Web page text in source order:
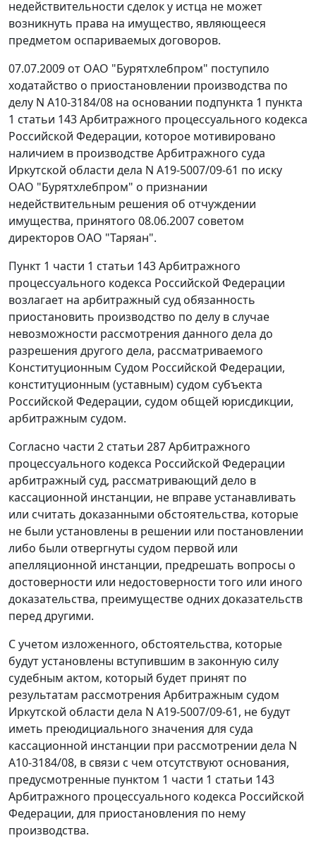
недействительности сделок у истца не может
возникнуть права на имущество, являющееся
предметом оспариваемых договоров.
07.07.2009 от ОАО "Бурятхлебпром" поступило
ходатайство о приостановлении производства по
делу N А10-3184/08 на основании подпункта 1 пункта
1 статьи 143Арбитражного процессуального кодекса
Российской Федерации, которое мотивировано
наличием в производстве Арбитражного суда
Иркутской области дела N А19-5007/09-61 по иску
ОАО "Бурятхлебпром" о признании
недействительным решения об отчуждении
имущества, принятого 08.06.2007 советом
директоров ОАО "Таряан".
Пункт 1 части 1 статьи 143Арбитражного
процессуального кодекса Российской Федерации
возлагает на арбитражный суд обязанность
приостановить производство по делу в случае
невозможности рассмотрения данного дела до
разрешения другого дела, рассматриваемого
Конституционным Судом Российской Федерации,
конституционным (уставным) судом субъекта
Российской Федерации, судом общей юрисдикции,
арбитражным судом.
Согласно части 2 статьи 287Арбитражного
процессуального кодекса Российской Федерации
арбитражный суд, рассматривающий дело в
кассационной инстанции, не вправе устанавливать
или считать доказанными обстоятельства, которые
не были установлены в решении или постановлении
либо были отвергнуты судом первой или
апелляционной инстанции, предрешать вопросы о
достоверности или недостоверности того или иного
доказательства, преимуществе одних доказательств
перед другими.
С учетом изложенного, обстоятельства, которые
будут установлены вступившим в законную силу
судебным актом, который будет принят по
результатам рассмотрения Арбитражным судом
Иркутской области дела N А19-5007/09-61, не будут
иметь преюдициального значения для суда
кассационной инстанции при рассмотрении дела N
А10-3184/08, в связи с чем отсутствуют основания,
предусмотренные пунктом 1 части 1 статьи 143
Арбитражного процессуального кодекса Российской
Федерации, для приостановления по нему
производства.